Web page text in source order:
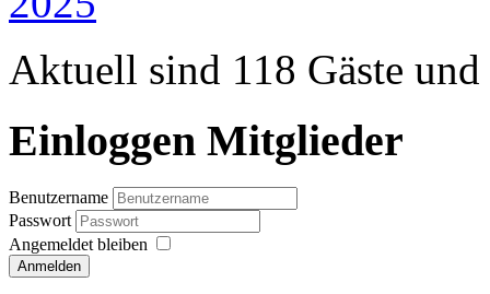
Aktuell sind 118 Gäste
Einloggen Mitglieder
Benutzername
Passwort
Angemeldet bleiben
Anmelden